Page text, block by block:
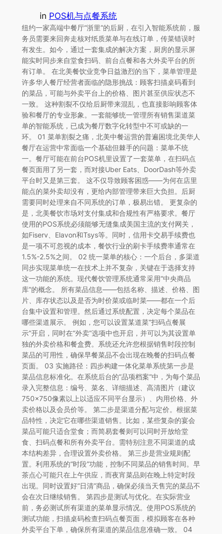
in POS机与点餐系统
纽约一家高端中餐厅“浙里”的后厨，在引入智能系统前，服
务员需要来回奔走核对纸质菜单与在线订单，传菜错误时
有发生。如今，通过一套集成的解决方案，厨房的显示屏
能实时同步来自堂食扫码、前台点餐和各大外卖平台的所
有订单。 在北美餐饮业竞争日益激烈的当下，菜单管理是
许多华人餐厅经营者面临的隐形挑战：顾客扫描桌码看到
的菜品，可能与外卖平台上的价格、图片甚至供应状态不
一致。 这种割裂不仅给后厨带来混乱，也直接影响顾客体
验和餐厅的专业形象。一套能够统一管理所有销售渠道菜
单的智能系统，已成为餐厅数字化转型中不可或缺的一
环。 01 菜单割裂之痛，北美中餐运营的普遍困境北美华人
餐厅在运营中常面临一个基础但棘手的问题：菜单不统
一。餐厅可能在前台POS机里设置了一套菜单，在扫码点
餐页面用了另一套，而对接Uber Eats、DoorDash等外卖
平台时又是第三套。 这不仅导致顾客困惑——为何在店里
能点的菜外卖却没有，更给内部管理带来巨大负担。后厨
需要同时处理来自不同系统的订单，极易出错。 更复杂的
是，北美餐饮市场对支付集成和合规性有严格要求。餐厅
使用的POS系统必须能够无缝集成美国主流的支付网关，
如Fiserv、Elavon和Tsys等。同时，信用卡交易手续费也
是一项不可忽视的成本，餐饮行业的刷卡手续费率通常在
1.5%-2.5%之间。 02 统一菜单的核心：一个后台，多渠道
同步实现菜单统一在技术上并不复杂，关键在于选择支持
这一功能的系统。现代餐饮管理系统通常采用“中央商品
库”的概念。 所有菜品信息——包括名称、描述、价格、图
片、库存状态以及是否为时价菜或临时菜——都在一个后
台集中设置和管理。然后通过系统配置，决定每个菜品在
哪些渠道展示。 例如，您可以设置某道菜“扫码点餐展
示”开启，同时在“外卖”选项中也开启，并可以为其设置单
独的外卖价格和餐盒费。系统还允许您根据销售时段控制
菜品的可用性，确保早餐菜品不会出现在晚餐的扫码点餐
页面。 03 实施路径：四步构建一体化菜单系统第一步是
菜品信息标准化。在系统后台的“品项档案”中，为每个菜品
录入完整信息：编号、菜名、详细描述、高清图片（建议
750×750像素以上以适应不同平台显示）、内用价格、外
卖价格以及会员价等。 第二步是渠道分配与定价。根据菜
品特性，决定它在哪些渠道销售。比如，某些复杂的宴会
菜品可能只适合堂食；而简易套餐则可以同时开放给堂
食、扫码点餐和所有外卖平台。需特别注意不同渠道的成
本结构差异，合理设置外卖价格。 第三步是营业规则配
置。利用系统的“时段”功能，控制不同菜品的销售时间。早
茶点心可能只在上午供应，而夜宵菜品则在晚上特定时段
出现。同时设置好“日清”商品，确保必须当天售完的菜品不
会在次日继续销售。 第四步是测试与优化。在实际营业
前，务必测试所有渠道的菜单显示情况。使用POS系统的
测试功能，扫描桌码检查扫码点餐页面，模拟顾客在各种
外卖平台下单，确保所有渠道的菜品信息准确一致。 04